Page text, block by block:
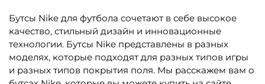
Бутсы Nike для футбола сочетают в себе высокое
качество, стильный дизайн и инновационные
технологии. Бутсы Nike представлены в разных
моделях, которые подходят для разных типов игры
и разных типов покрытия поля. Мы расскажем вам о